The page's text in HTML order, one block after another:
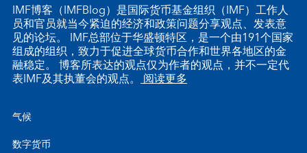
IMF博客（IMFBlog）是国际货币基金组织（IMF）工作人
员和官员就当今紧迫的经济和政策问题分享观点、发表意
见的论坛。 IMF总部位于华盛顿特区，是一个由191个国家
组成的组织，致力于促进全球货币合作和世界各地区的金
融稳定。 博客所表达的观点仅为作者的观点，并不一定代
表IMF及其执董会的观点。 阅读更多
气候
数字货币